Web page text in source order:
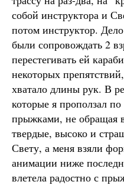
собой инструктора и
потом инструктор.
были сопровождать 2
перестегивать ей
некоторых
хватало длины рук. В
которые я проползал
прыжками, не обращая
твердые, высоко и
Свету, а меня взяли
анимации ниже
влетела радостно с